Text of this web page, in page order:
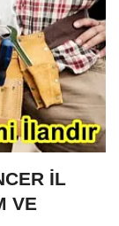
İL
VE